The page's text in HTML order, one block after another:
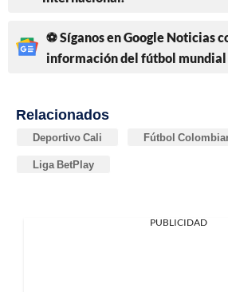
⚽ Síganos en Google Noticias
información del fútbol mundial
Relacionados
Deportivo Cali Fútbol
Liga BetPlay
PUBLICIDAD